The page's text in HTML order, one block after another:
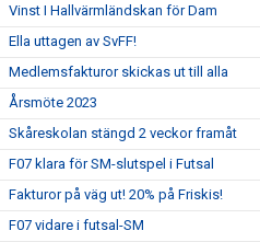
Vinst I Hallvärmländskan för Dam
Ella uttagen av SvFF!
Medlemsfakturor skickas ut till alla
Årsmöte 2023
Skåreskolan stängd 2 veckor framåt
F07 klara för SM-slutspel i Futsal
Fakturor på väg ut! 20% på Friskis!
F07 vidare i futsal-SM